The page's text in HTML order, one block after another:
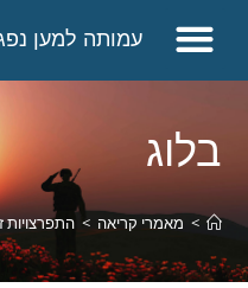
עמותה למען
בלוג
> מאמרי קריאה >